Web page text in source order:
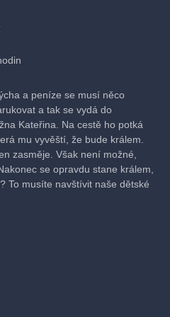
a peníze se musí něco
a tak se vydá do
Kateřina. Na cestě ho potká
mu vyvěští, že bude králem.
zasměje. Však není možné,
se opravdu stane králem,
To musíte navštívit naše dětské